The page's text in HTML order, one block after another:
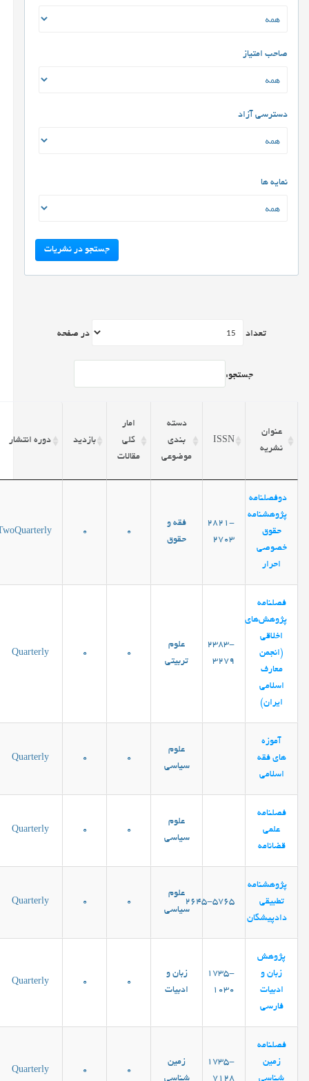
صاحب امتیاز
دسترسی آزاد
نمایه ها
جستجو در نشریات
تعداد در صفحه
جستجو:
عنوان
نشریه
ISSN
دسته
بندی
موضوعی
امار
کلی
مقالات
بازدید دوره انتشار
دوفصلنامه
پژوهشنامه
حقوق
خصوصی
احرار
2821-
2703
فقه و
حقوق
0
0
TwoQuarterly
فصلنامه
پژوهش‌های
اخلاقی
(انجمن
معارف
اسلامی
ایران)
2383-
3279
علوم
تربیتی
0
0
Quarterly
آموزه
های فقه
اسلامی
علوم
سیاسی
0
0
Quarterly
فصلنامه
علمی
قضانامه
علوم
سیاسی
0
0
Quarterly
پژوهشنامه
تطبیقی
دادپیشگان
۲۶۴۵-۵۷۶۵
علوم
سیاسی
0
0
Quarterly
پژوهش
زبان و
ادبیات
فارسی
1735-
1030
زبان و
ادبیات
0
0
Quarterly
فصلنامه
زمین
شناسی
1735-
7128
زمین
شناسی
0
0
Quarterly